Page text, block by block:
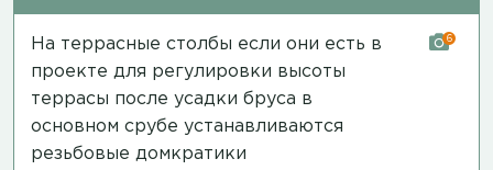
На террасные столбы если они есть в
проекте для регулировки высоты
террасы после усадки бруса в
основном срубе устанавливаются
резьбовые домкратики
6